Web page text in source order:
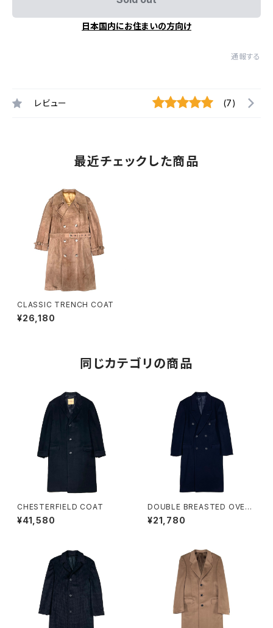
日本国内にお住まいの方向け
通報する
レビュー (7)
最近チェックした商品
CLASSIC TRENCH COAT
¥26,180
同じカテゴリの商品
CHESTERFIELD COAT
¥41,580
DOUBLE BREASTED OVER
COAT
¥21,780